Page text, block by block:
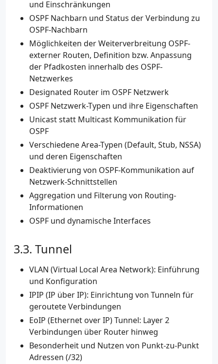
und Einschränkungen
OSPF Nachbarn und Status der Verbindung zu
OSPF-Nachbarn
Möglichkeiten der Weiterverbreitung OSPF-
externer Routen, Definition bzw. Anpassung
der Pfadkosten innerhalb des OSPF-
Netzwerkes
Designated Router im OSPF Netzwerk
OSPF Netzwerk-Typen und ihre Eigenschaften
Unicast statt Multicast Kommunikation für
OSPF
Verschiedene Area-Typen (Default, Stub, NSSA)
und deren Eigenschaften
Deaktivierung von OSPF-Kommunikation auf
Netzwerk-Schnittstellen
Aggregation und Filterung von Routing-
Informationen
OSPF und dynamische Interfaces
Tunnel
VLAN (Virtual Local Area Network): Einführung
und Konfiguration
IPIP (IP über IP): Einrichtung von Tunneln für
geroutete Verbindungen
EoIP (Ethernet over IP) Tunnel: Layer 2
Verbindungen über Router hinweg
Besonderheit und Nutzen von Punkt-zu-Punkt
Adressen (/32)